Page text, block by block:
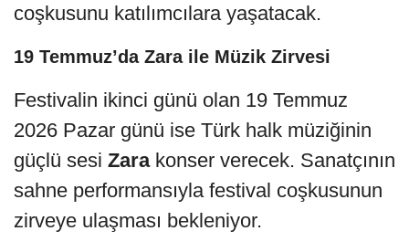
coşkusunu katılımcılara yaşatacak.
19 Temmuz’da Zara ile Müzik Zirvesi
Festivalin ikinci günü olan 19 Temmuz
2026 Pazar günü ise Türk halk müziğinin
güçlü sesi Zarakonser verecek. Sanatçının
sahne performansıyla festival coşkusunun
zirveye ulaşması bekleniyor.